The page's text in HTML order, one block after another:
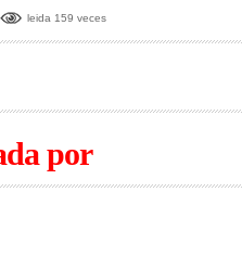
leida 159 veces
por